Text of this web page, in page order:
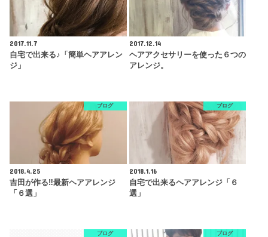
2017.11.7
自宅で出来る♪「簡単ヘアアレン
ジ」
2017.12.14
ヘアアクセサリーを使った６つの
アレンジ。
ブログ
2018.4.25
吉田が作る‼︎最新ヘアアレンジ
「６選」
ブログ
2018.1.16
自宅で出来るヘアアレンジ「６
選」
ブログ ブログ